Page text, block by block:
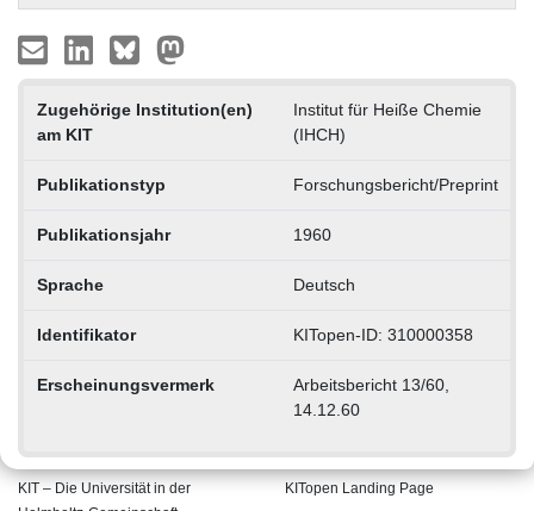
Zugehörige Institution(en)
am KIT
Institut für Heiße Chemie
(IHCH)
Publikationstyp Forschungsbericht/Preprint
Publikationsjahr 1960
Sprache Deutsch
Identifikator KITopen-ID: 310000358
Erscheinungsvermerk
Arbeitsbericht 13/60,
14.12.60
KIT – Die Universität in der
KITopen Landing Page